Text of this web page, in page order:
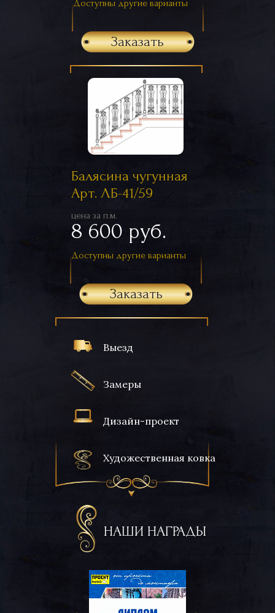
Выезд
Замеры
Дизайн-проект
Художественная ковка
НАШИ НАГРАДЫ
Доступны другие варианты
Заказать
Балясина чугунная
Арт. ЛБ-41/59
цена за п.м.
8 600 руб.
Доступны другие варианты
Заказать